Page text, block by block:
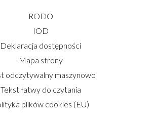
RODO
IOD
Deklaracja dostępności
Mapa strony
odczytywalny maszynowo
Tekst łatwy do czytania
plików cookies (EU)